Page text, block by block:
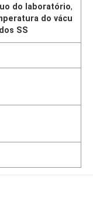
do laboratório,
do vácu
SS